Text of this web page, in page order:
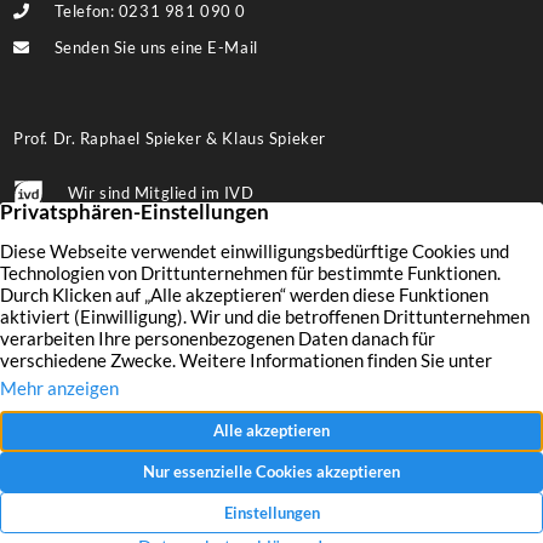
Telefon: 0231 981 090 0
Senden Sie uns eine E-Mail
Prof. Dr. Raphael Spieker & Klaus Spieker
Wir sind Mitglied im IVD
Folgen Sie uns auf Facebook
Immobilien Wertermittlung
Aktuelles
Leistungen
Verkaufen
Unternehmen
Impressum
Vermieten
Referenzen Datenschutz